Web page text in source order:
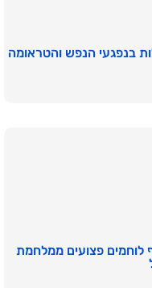
בנפגעי הנפש והטראומה
והביטחון – הצפי ל 20 אלף לוחמים פצועים ממלחמת